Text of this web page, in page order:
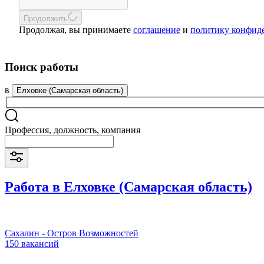
Продолжить
Продолжая, вы принимаете соглашение и политику
Поиск работы
в Елховке (Самарская область)
Профессия, должность, компания
Работа в Елховке (Самарская область)
Сахалин - Остров Возможностей
150 вакансий